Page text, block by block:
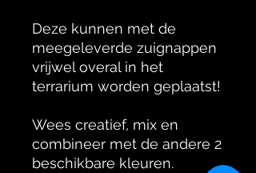
Deze kunnen met de
meegeleverde zuignappen
vrijwel overal in het
terrarium worden geplaatst!
Wees creatief, mix en
combineer met de andere 2
beschikbare kleuren.